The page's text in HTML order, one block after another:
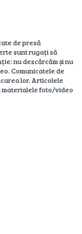
de presă
sunt rugați să
nu descărcăm și nu
Comunicatele de
lor. Articolele
materialele foto/video